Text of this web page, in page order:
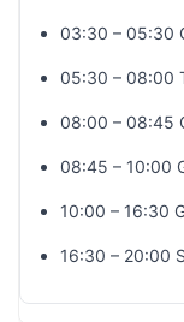
03:30 – 05:30
05:30 – 08:00
08:00 – 08:45
08:45 – 10:00
10:00 – 16:30
16:30 – 20:00